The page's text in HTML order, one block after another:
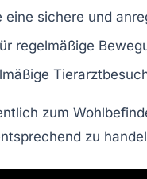
eine sichere und
regelmäßige
zum
zu